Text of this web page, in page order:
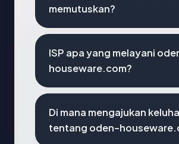
memutuskan?
ISP apa yang melayani
houseware.com?
Di mana mengajukan
tentang oden-